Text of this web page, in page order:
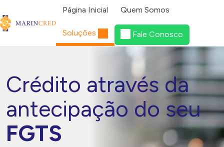
Pular para o conteúdo
Menu de Navegação
Página Inicial Quem Somos
Soluções Fale Conosco
Crédito através da
antecipação do seu
FGTS